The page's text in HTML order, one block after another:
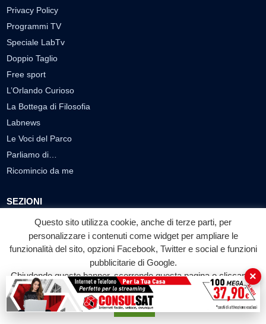
Privacy Policy
Programmi TV
Speciale LabTv
Doppio Taglio
Free sport
L’Orlando Curioso
La Bottega di Filosofia
Labnews
Le Voci del Parco
Parliamo di…
Ricomincio da me
SEZIONI
Cronaca
Politica
Attualità
Economia
Sport
Questo sito utilizza cookie, anche di terze parti, per
personalizzare i contenuti come widget per ampliare le
funzionalità del sito, opzioni Facebook, Twitter e social e funzioni
pubblicitarie di Google.
Chiudendo questo banner, scorrendo questa pagina o cliccando
su qualunque suo elemento acconsenti all'uso dei cookie.
Accetta
×